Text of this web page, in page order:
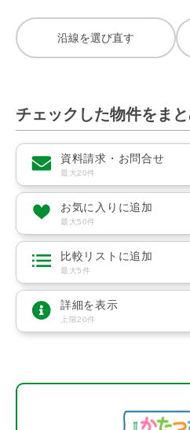
沿線を選び直す
チェックした物件をま
資料請求・お問合せ
最大20件
お気に入りに追加
最大50件
比較リストに追加
最大5件
詳細を表示
上限20件